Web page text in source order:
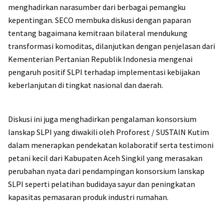
menghadirkan narasumber dari berbagai pemangku
kepentingan. SECO membuka diskusi dengan paparan
tentang bagaimana kemitraan bilateral mendukung
transformasi komoditas, dilanjutkan dengan penjelasan dari
Kementerian Pertanian Republik Indonesia mengenai
pengaruh positif SLPI terhadap implementasi kebijakan
keberlanjutan di tingkat nasional dan daerah.
Diskusi ini juga menghadirkan pengalaman konsorsium
lanskap SLPI yang diwakili oleh Proforest / SUSTAIN Kutim
dalam menerapkan pendekatan kolaboratif serta testimoni
petani kecil dari Kabupaten Aceh Singkil yang merasakan
perubahan nyata dari pendampingan konsorsium lanskap
SLPI seperti pelatihan budidaya sayur dan peningkatan
kapasitas pemasaran produk industri rumahan.